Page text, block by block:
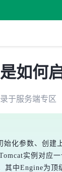
如何
于服务端专区
化参数、创
实例对应
中Engine为